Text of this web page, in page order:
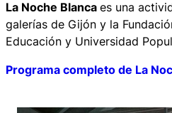
La Noche Blanca es una
galerías de Gijón y la
Educación y Universidad
Programa completo de La